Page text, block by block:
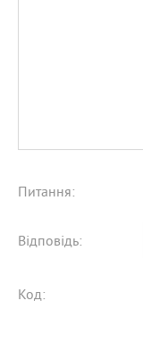
Питання:
Відповідь:
Код: